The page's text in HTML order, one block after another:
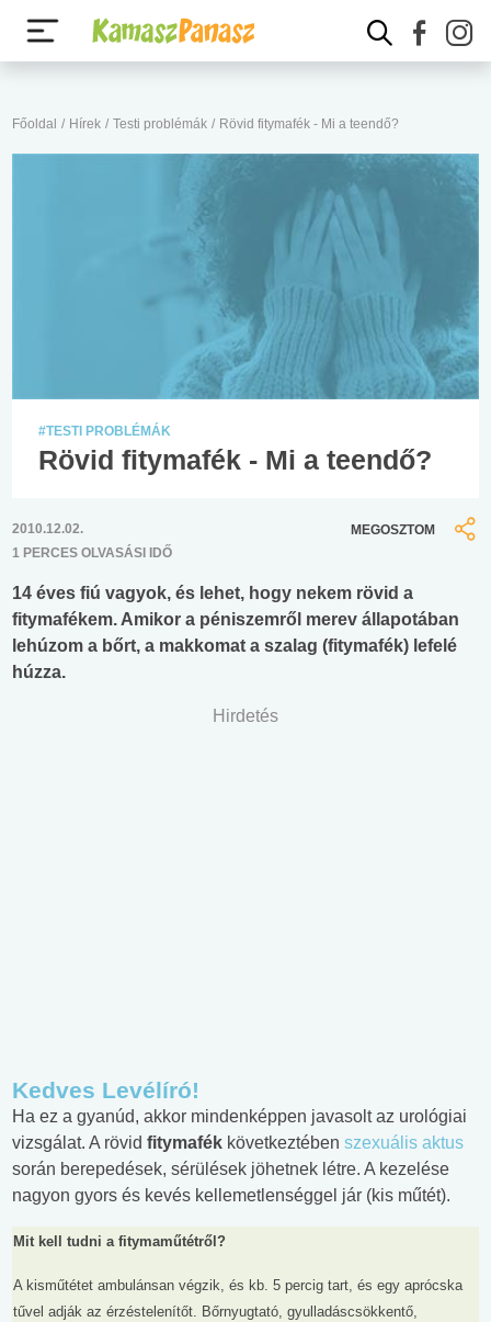
Főoldal / Hírek / Testi problémák / Rövid fitymafék - Mi a teendő?
#TESTI PROBLÉMÁK
Rövid fitymafék - Mi a teendő?
2010.12.02.
1 PERCES OLVASÁSI IDŐ
MEGOSZTOM
14 éves fiú vagyok, és lehet, hogy nekem rövid a
fitymafékem. Amikor a péniszemről merev állapotában
lehúzom a bőrt, a makkomat a szalag (fitymafék) lefelé
húzza.
Hirdetés
Kedves Levélíró!
Ha ez a gyanúd, akkor mindenképpen javasolt az urológiai
vizsgálat. A rövid fitymafék következtében szexuális aktus
során berepedések, sérülések jöhetnek létre. A kezelése
nagyon gyors és kevés kellemetlenséggel jár (kis műtét).
Mit kell tudni a fitymaműtétről?
A kisműtétet ambulánsan végzik, és kb. 5 percig tart, és egy aprócska
tűvel adják az érzéstelenítőt. Bőrnyugtató, gyulladáscsökkentő,